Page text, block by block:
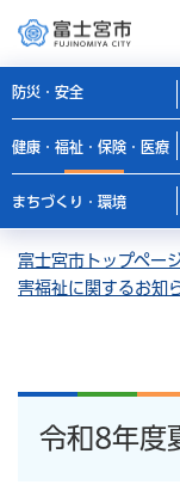
防災・安全
健康・福祉・保険・医療
まちづくり・環境
富士宮市トップペー
害福祉に関するお知
令和8年度